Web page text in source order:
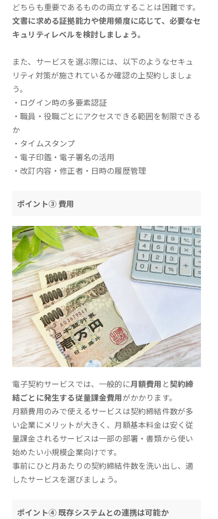
どちらも重要であるものの両立することは困難です。
文書に求める証拠能力や使用頻度に応じて、必要なセ
キュリティレベルを検討しましょう。
また、サービスを選ぶ際には、以下のようなセキュ
リティ対策が施されているか確認の上契約しましょ
う。
・ログイン時の多要素認証
・職員・役職ごとにアクセスできる範囲を制限できる
か
・タイムスタンプ
・電子印鑑・電子署名の活用
・改訂内容・修正者・日時の履歴管理
ポイント③ 費用
電子契約サービスでは、一般的に月額費用 と契約締
結ごとに発生する従量課金費用がかかります。
月額費用のみで使えるサービスは契約締結件数が多
い企業にメリットが大きく、月額基本料金は安く従
量課金されるサービスは一部の部署・書類から使い
始めたい小規模企業向けです。
事前にひと月あたりの契約締結件数を洗い出し、適
したサービスを選びましょう。
ポイント④ 既存システムとの連携は可能か